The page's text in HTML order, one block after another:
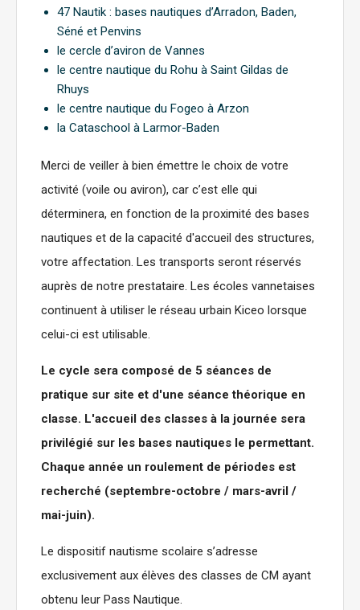
47 Nautik : bases nautiques d’Arradon, Baden,
Séné et Penvins
le cercle d’aviron de Vannes
le centre nautique du Rohu à Saint Gildas de
Rhuys
le centre nautique du Fogeo à Arzon
la Cataschool à Larmor-Baden
Merci de veiller à bien émettre le choix de votre
activité (voile ou aviron), car c’est elle qui
déterminera, en fonction de la proximité des bases
nautiques et de la capacité d'accueil des structures,
votre affectation. Les transports seront réservés
auprès de notre prestataire. Les écoles vannetaises
continuent à utiliser le réseau urbain Kiceo lorsque
celui-ci est utilisable.
Le cycle sera composé de 5 séances de
pratique sur site et d'une séance théorique en
classe. L'accueil des classes à la journée sera
privilégié sur les bases nautiques le permettant.
Chaque année un roulement de périodes est
recherché (septembre-octobre / mars-avril /
mai-juin).
Le dispositif nautisme scolaire s’adresse
exclusivement aux élèves des classes de CM ayant
obtenu leur Pass Nautique.